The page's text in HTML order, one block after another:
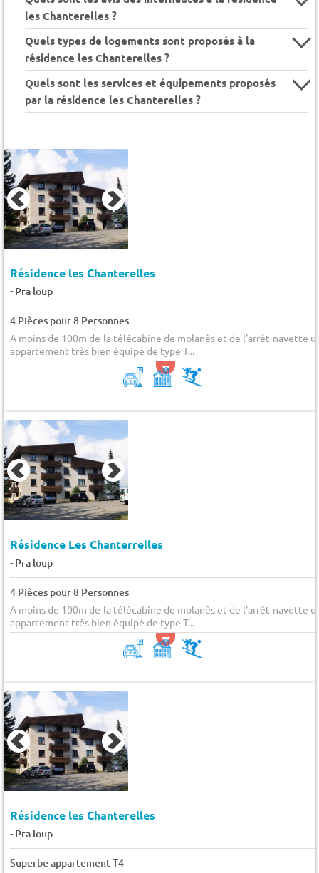
les Chanterelles ?
Quels types de logements sont proposés à la
résidence les Chanterelles ?
Quels sont les services et équipements proposés
par la résidence les Chanterelles ?
Résidence les Chanterelles
- Pra loup
4 Pièces pour 8 Personnes
A moins de 100m de la télécabine de molanès et de l'arrêt navette
appartement très bien équipé de type T...
Résidence Les Chanterrelles
- Pra loup
4 Pièces pour 8 Personnes
A moins de 100m de la télécabine de molanès et de l'arrêt navette
appartement très bien équipé de type T...
Résidence les Chanterelles
- Pra loup
Superbe appartement T4